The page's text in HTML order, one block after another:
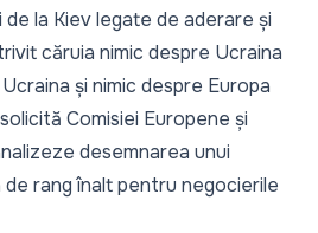
la Kiev legate de aderare și
căruia nimic despre Ucraina
și nimic despre Europa
Comisiei Europene și
desemnarea unui
rang înalt pentru negocierile